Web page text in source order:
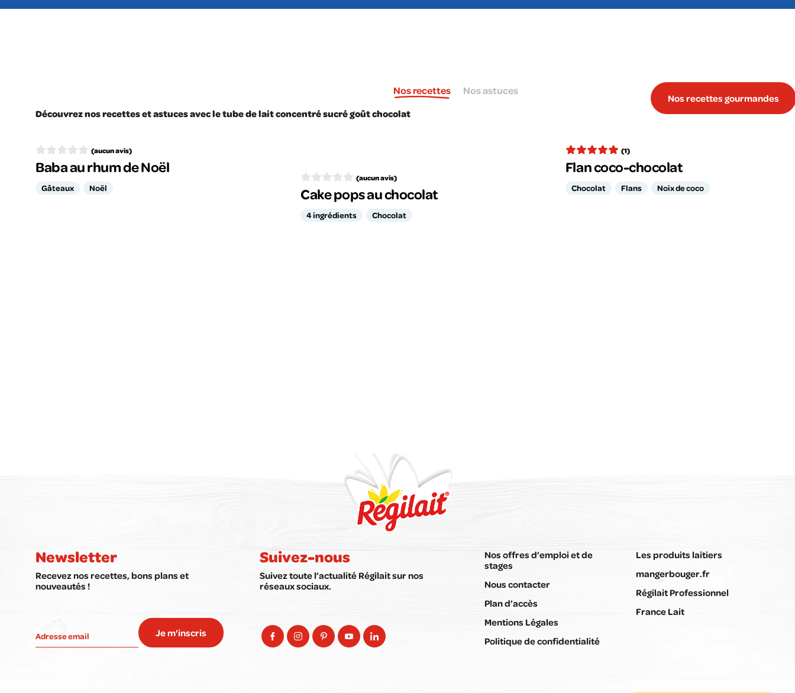
Nos recettes
Nos astuces
Découvrez nos recettes et astuces avec le tube de lait concentré sucré goût chocolat
(aucun avis)
Baba au rhum de Noël
Gâteaux Noël
(aucun avis)
Cake pops au chocolat
4 ingrédients Chocolat
(1)
Flan coco-chocolat
Chocolat Flans Noix de coco
Nos recettes gourmandes
Newsletter
Recevez nos recettes, bons plans et
nouveautés !
Je m'inscris
Suivez-nous
Suivez toute l’actualité Régilait sur nos
réseaux sociaux.
Nos offres d’emploi et de
stages
Nous contacter
Plan d’accès
Mentions Légales
Politique de confidentialité
Les produits laitiers
mangerbouger.fr
Régilait Professionnel
France Lait